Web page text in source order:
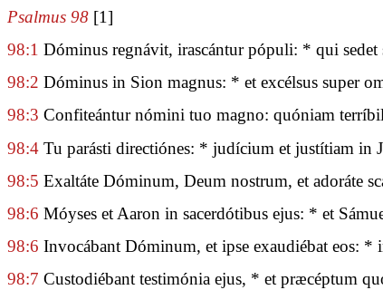
Psalmus 98 [1]
98:1 Dóminus regnávit, irascántur pópuli: * qui sedet
98:2 Dóminus in Sion magnus: * et excélsus super
98:3 Confiteántur nómini tuo magno: quóniam
98:4 Tu parásti directiónes: * judícium et justítiam in
98:5 Exaltáte Dóminum, Deum nostrum, et adoráte
98:6 Móyses et Aaron in sacerdótibus ejus: * et
98:6 Invocábant Dóminum, et ipse exaudiébat eos: *
98:7 Custodiébant testimónia ejus, * et præcéptum